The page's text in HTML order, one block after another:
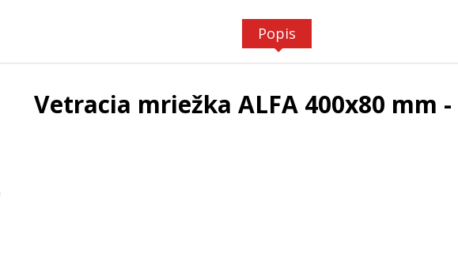
Popis
Vetracia mriežka ALFA 400x80 mm